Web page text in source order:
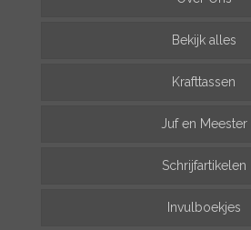
Bekijk alles
Krafttassen
Juf en Meester
Schrijfartikelen
Invulboekjes